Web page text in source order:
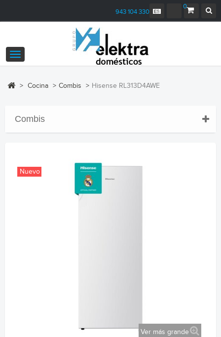
0
943 104 330
Navegación
Toggle
> Cocina > Combis > Hisense RL313D4AWE
Combis
Nuevo
Ver más grande